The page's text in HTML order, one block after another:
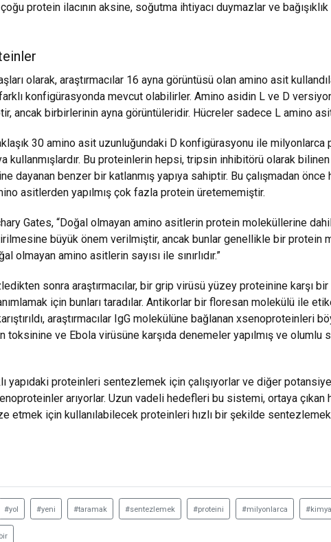
çoğu protein ilacının aksine, soğutma ihtiyacı duymazlar ve
olarak, araştırmacılar 16 ayna görüntüsü olan amino asit
konfigürasyonda mevcut olabilirler. Amino asidin L ve D
ancak birbirlerinin ayna görüntüleridir. Hücreler sadece L amino
30 amino asit uzunluğundaki D konfigürasyonu ile
kullanmışlardır. Bu proteinlerin hepsi, tripsin inhibitörü olarak
dayanan benzer bir katlanmış yapıya sahiptir. Bu çalışmadan önce
asitlerden yapılmış çok fazla protein üretememiştir.
Gates, “Doğal olmayan amino asitlerin protein moleküllerine
büyük önem verilmiştir, ancak bunlar genellikle bir protein
olmayan amino asitlerin sayısı ile sınırlıdır.”
sonra araştırmacılar, bir grip virüsü yüzey proteinine karşı bir
için bunları taradılar. Antikorlar bir floresan molekülü ile
araştırmacılar IgG molekülüne bağlanan xsenoproteinleri
toksinine ve Ebola virüsüne karşıda denemeler yapılmış ve olumlu
yapıdaki proteinleri sentezlemek için çalışıyorlar ve diğer
arıyorlar. Uzun vadeli hedefleri bu sistemi, ortaya çıkan
etmek için kullanılabilecek proteinleri hızlı bir şekilde
#yol #yeni #taramak #sentezlemek #proteini #milyonlarca